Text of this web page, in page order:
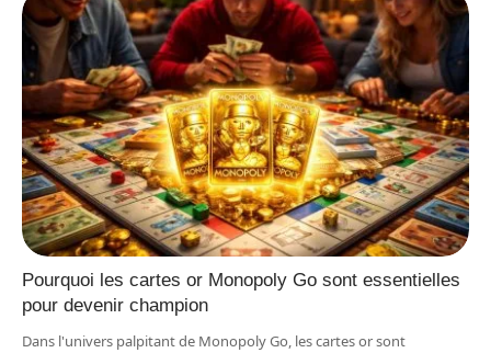
Pourquoi les cartes or Monopoly Go sont essentielles
pour devenir champion
Dans l'univers palpitant de Monopoly Go, les cartes or sont